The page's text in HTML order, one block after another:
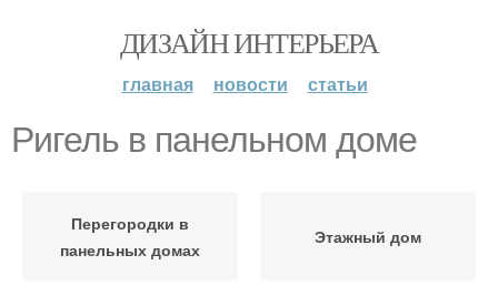
ДИЗАЙН ИНТЕРЬЕРА
главная новости статьи
Ригель в панельном доме
Перегородки в
панельных домах
Этажный дом